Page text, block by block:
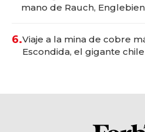
mano de Rauch,
6.Viaje a la mina de cobre
Escondida, el gigante